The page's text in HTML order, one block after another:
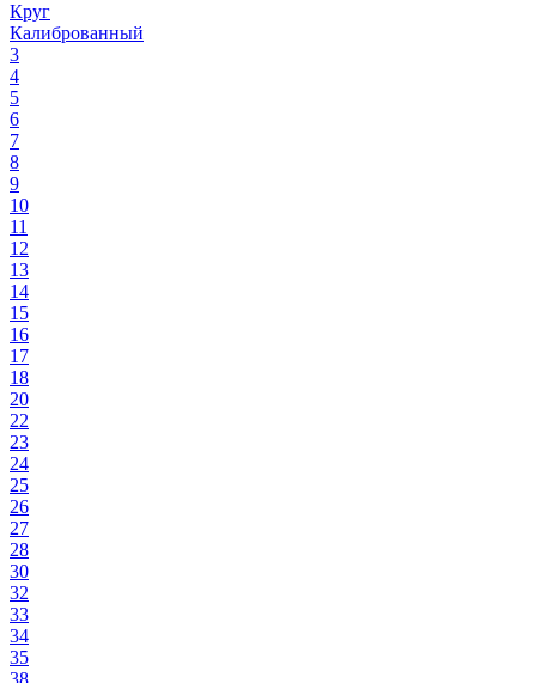
Круг
Калиброванный
3
4
5
6
7
8
9
10
11
12
13
14
15
16
17
18
20
22
23
24
25
26
27
28
30
32
33
34
35
38